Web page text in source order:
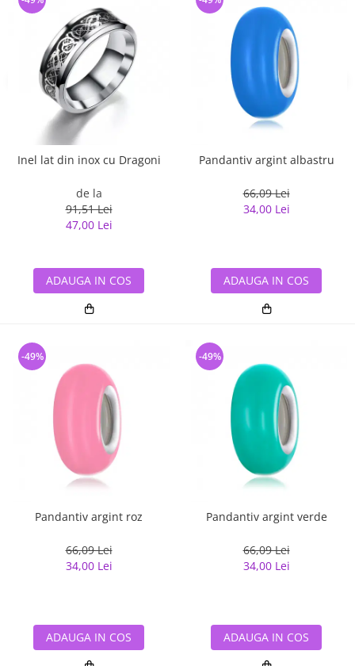
Inel lat din inox cu Dragoni
de la
91,51 Lei
47,00 Lei
ADAUGA IN COS
Pandantiv argint albastru
66,09 Lei
34,00 Lei
ADAUGA IN COS
Pandantiv argint roz
66,09 Lei
34,00 Lei
-49%
ADAUGA IN COS
Pandantiv argint verde
66,09 Lei
34,00 Lei
-49%
ADAUGA IN COS